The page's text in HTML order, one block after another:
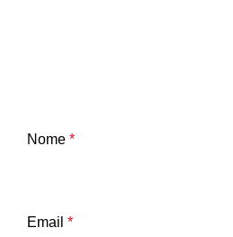
Nome *
Email *